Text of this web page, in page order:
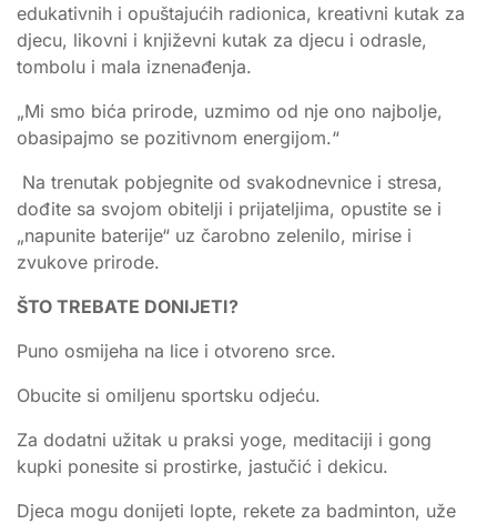
edukativnih i opuštajućih radionica, kreativni kutak za
djecu, likovni i književni kutak za djecu i odrasle,
tombolu i mala iznenađenja.
„Mi smo bića prirode, uzmimo od nje ono najbolje,
obasipajmo se pozitivnom energijom.“
Na trenutak pobjegnite od svakodnevnice i stresa,
dođite sa svojom obitelji i prijateljima, opustite se i
„napunite baterije“ uz čarobno zelenilo, mirise i
zvukove prirode.
ŠTO TREBATE DONIJETI?
Puno osmijeha na lice i otvoreno srce.
Obucite si omiljenu sportsku odjeću.
Za dodatni užitak u praksi yoge, meditaciji i gong
kupki ponesite si prostirke, jastučić i dekicu.
Djeca mogu donijeti lopte, rekete za badminton, uže